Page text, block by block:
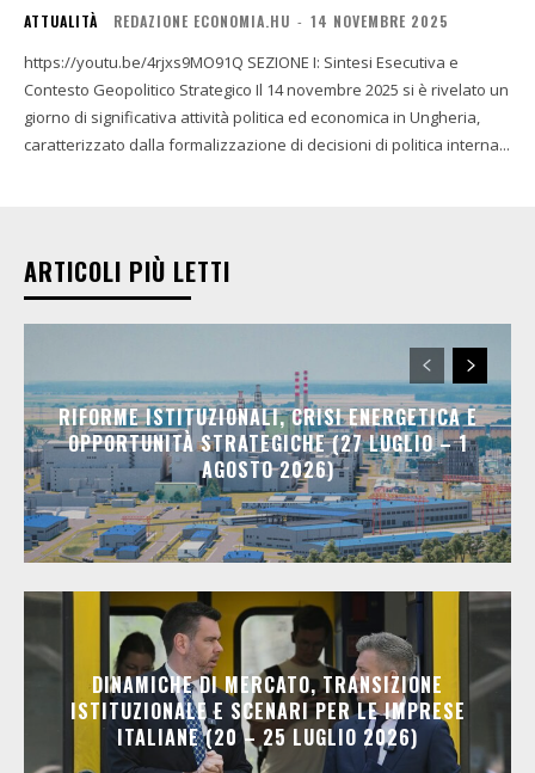
ATTUALITÀ REDAZIONE ECONOMIA.HU - 14 NOVEMBRE 2025
https://youtu.be/4rjxs9MO91Q SEZIONE I: Sintesi Esecutiva e
Contesto Geopolitico Strategico Il 14 novembre 2025 si è rivelato un
giorno di significativa attività politica ed economica in Ungheria,
caratterizzato dalla formalizzazione di decisioni di politica interna...
ARTICOLI PIÙ LETTI
RIFORME ISTITUZIONALI, CRISI ENERGETICA E
OPPORTUNITÀ STRATEGICHE (27 LUGLIO – 1
AGOSTO 2026)
DINAMICHE DI MERCATO, TRANSIZIONE
ISTITUZIONALE E SCENARI PER LE IMPRESE
ITALIANE (20 – 25 LUGLIO 2026)